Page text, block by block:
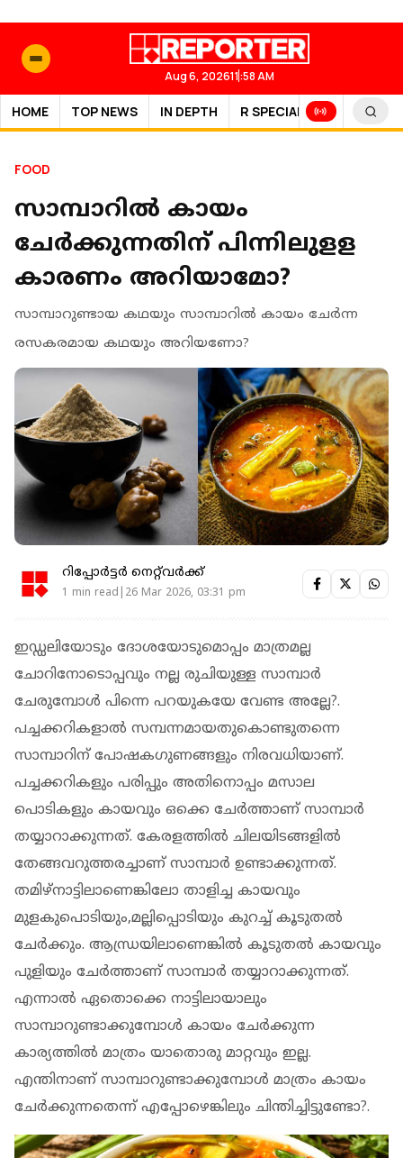
Aug 6, 202611:58 AM
HOME TOP NEWS IN DEPTH R SPECIAL SPORTS
FOOD
സാമ്പാറില്‍ കായം
ചേര്‍ക്കുന്നതിന് പിന്നിലുളള
കാരണം അറിയാമോ?
സാമ്പാറുണ്ടായ കഥയും സാമ്പാറില്‍ കായം ചേര്‍ന്ന
രസകരമായ കഥയും അറിയണോ?
റിപ്പോർട്ടർ നെറ്റ്‌വര്‍ക്ക്‌
1 min read|26 Mar 2026, 03:31 pm
ഇഡ്ഡലിയോടും ദോശയോടുമൊപ്പം മാത്രമല്ല
ചോറിനോടൊപ്പവും നല്ല രുചിയുള്ള സാമ്പാര്‍
ചേരുമ്പോള്‍ പിന്നെ പറയുകയേ വേണ്ട അല്ലേ?.
പച്ചക്കറികളാല്‍ സമ്പന്നമായതുകൊണ്ടുതന്നെ
സാമ്പാറിന് പോഷകഗുണങ്ങളും നിരവധിയാണ്.
പച്ചക്കറികളും പരിപ്പും അതിനൊപ്പം മസാല
പൊടികളും കായവും ഒക്കെ ചേര്‍ത്താണ് സാമ്പാര്‍
തയ്യാറാക്കുന്നത്. കേരളത്തില്‍ ചിലയിടങ്ങളില്‍
തേങ്ങവറുത്തരച്ചാണ് സാമ്പാര്‍ ഉണ്ടാക്കുന്നത്.
തമിഴ്‌നാട്ടിലാണെങ്കിലോ താളിച്ച കായവും
മുളകുപൊടിയും,മല്ലിപ്പൊടിയും കുറച്ച് കൂടുതല്‍
ചേര്‍ക്കും. ആന്ധ്രയിലാണെങ്കില്‍ കൂടുതല്‍ കായവും
പുളിയും ചേര്‍ത്താണ് സാമ്പാര്‍ തയ്യാറാക്കുന്നത്.
എന്നാല്‍ ഏതൊക്കെ നാട്ടിലായാലും
സാമ്പാറുണ്ടാക്കുമ്പോള്‍ കായം ചേര്‍ക്കുന്ന
കാര്യത്തില്‍ മാത്രം യാതൊരു മാറ്റവും ഇല്ല.
എന്തിനാണ് സാമ്പാറുണ്ടാക്കുമ്പോള്‍ മാത്രം കായം
ചേര്‍ക്കുന്നതെന്ന് എപ്പോഴെങ്കിലും ചിന്തിച്ചിട്ടുണ്ടോ?.